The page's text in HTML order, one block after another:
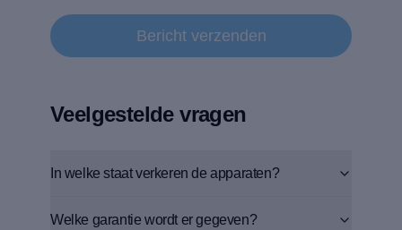
Bericht verzenden
Veelgestelde vragen
In welke staat verkeren de apparaten?
Welke garantie wordt er gegeven?